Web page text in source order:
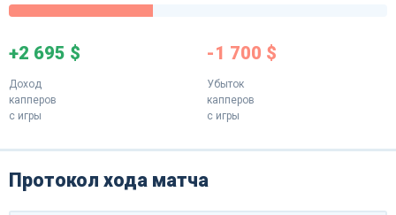
+2 695 $
Доход
капперов
с игры
-1 700 $
Убыток
капперов
с игры
Протокол хода матча